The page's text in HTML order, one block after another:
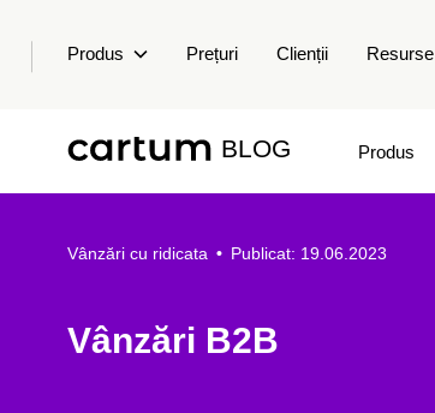
Produs Prețuri Clienții Resurse
BLOG Produs
Vânzări cu ridicata • Publicat: 19.06.2023
Vânzări B2B